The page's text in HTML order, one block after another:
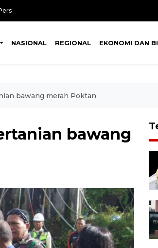
NASIONAL REGIONAL EKONOMI DAN
bawang merah Poktan
bawang